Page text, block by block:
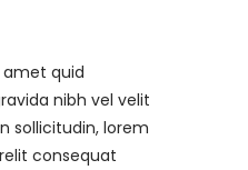
amet quid
nibh vel velit
sollicitudin, lorem
consequat